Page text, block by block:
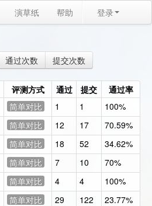
演草纸 帮助 登录
通过次数 提交次数
评测方式 通过 提交
通过率
简单对比 1 1
100%
简单对比 12 17
70.59%
简单对比 18 52
34.62%
简单对比 7 10
70%
简单对比 4 4
100%
简单对比 29 122
23.77%